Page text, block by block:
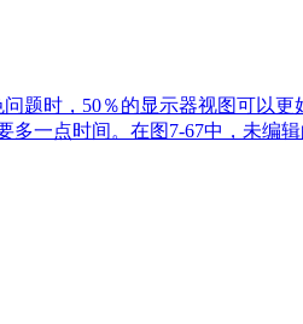
题时，50％的显示器视图可以
一点时间。在图7-67中，未编